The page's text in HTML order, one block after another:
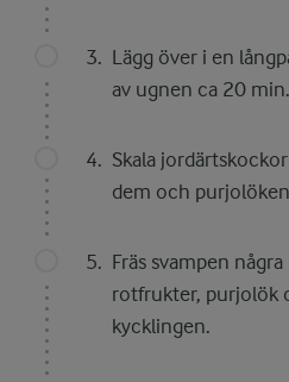
Lägg över i en
av ugnen ca 20 min.
Skala
dem och
Fräs svampen
rotfrukter, purjolök
kycklingen.